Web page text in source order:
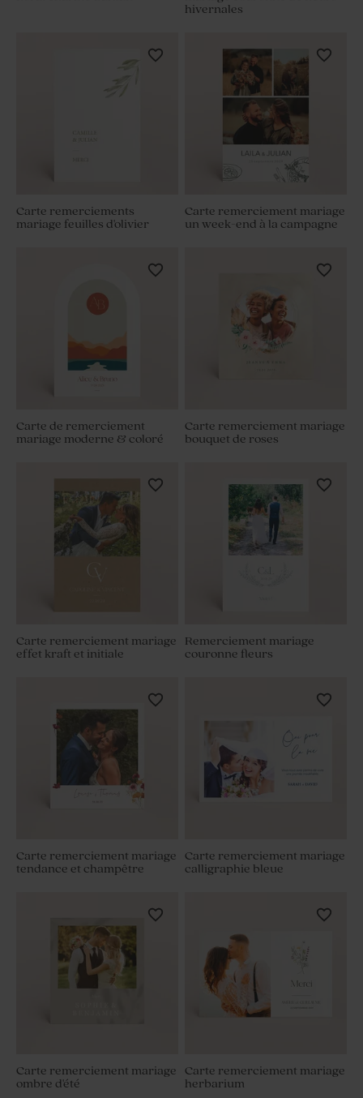
hivernales
Carte remerciements
mariage feuilles d'olivier
Carte remerciement mariage
un week-end à la campagne
Carte de remerciement
mariage moderne & coloré
Carte remerciement mariage
bouquet de roses
Carte remerciement mariage
effet kraft et initiale
Remerciement mariage
couronne fleurs
Carte remerciement mariage
tendance et champêtre
Carte remerciement mariage
calligraphie bleue
Carte remerciement mariage
ombre d'été
Carte remerciement mariage
herbarium